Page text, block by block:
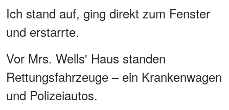
Ich stand auf, ging direkt zum Fenster
und erstarrte.
Vor Mrs. Wells' Haus standen
Rettungsfahrzeuge – ein Krankenwagen
und Polizeiautos.